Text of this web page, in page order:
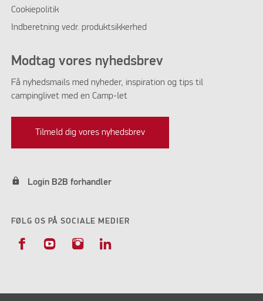
Cookiepolitik
Indberetning vedr. produktsikkerhed
Modtag vores nyhedsbrev
Få nyhedsmails med nyheder, inspiration og tips til
campinglivet med en Camp-let
Tilmeld dig vores nyhedsbrev
lock Login B2B forhandler
FØLG OS PÅ SOCIALE MEDIER